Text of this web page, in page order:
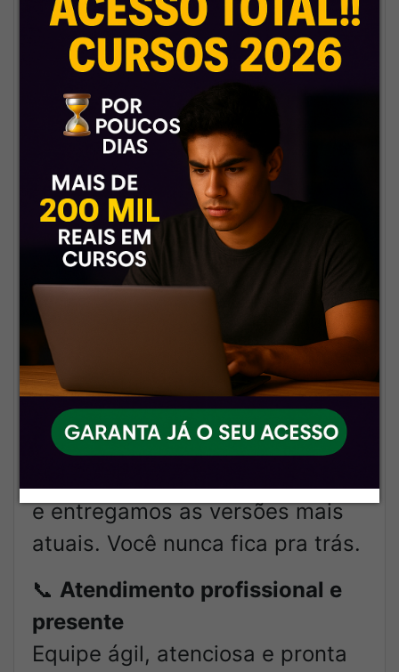
Por que escolher a gente?
⚡Liberação imediata, sem
espera
Pagou, recebeu. Aqui o seu
tempo é prioridade e o seu
estudo começa sem atrasos.
📚Atualizações constantes e
em primeira mão
Acompanhamos todos os
e entregamos as versões mais
atuais. Você nunca fica pra trás.
📞 Atendimento profissional e
presente
Equipe ágil, atenciosa e pronta